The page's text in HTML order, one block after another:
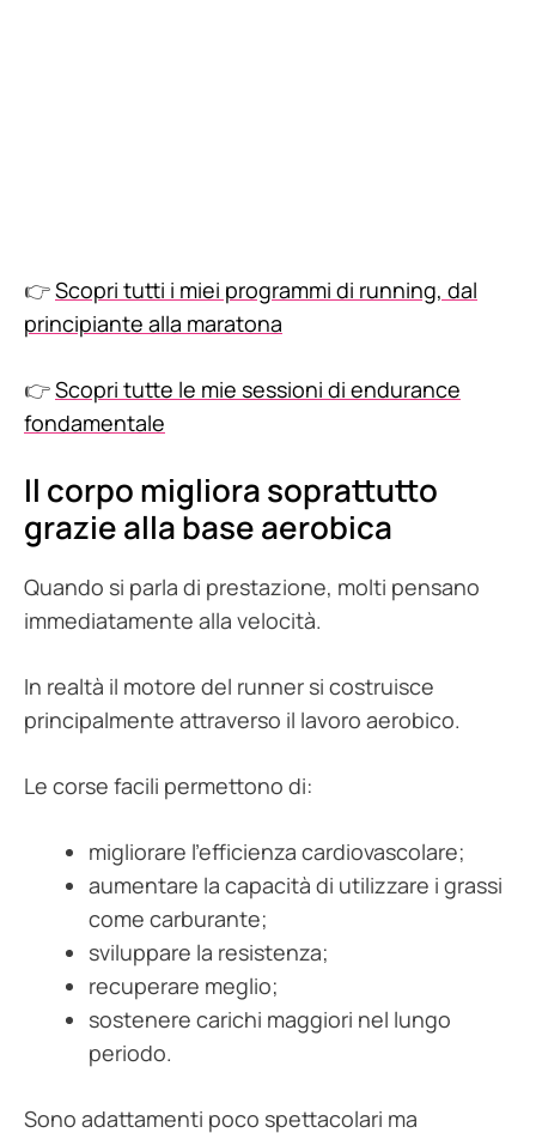
👉Scopri tutti i miei programmi di running, dal
principiante alla maratona
👉Scopri tutte le mie sessioni di endurance
fondamentale
Il corpo migliora soprattutto
grazie alla base aerobica
Quando si parla di prestazione, molti pensano
immediatamente alla velocità.
In realtà il motore del runner si costruisce
principalmente attraverso il lavoro aerobico.
Le corse facili permettono di:
migliorare l’efficienza cardiovascolare;
aumentare la capacità di utilizzare i grassi
come carburante;
sviluppare la resistenza;
recuperare meglio;
sostenere carichi maggiori nel lungo
periodo.
Sono adattamenti poco spettacolari ma